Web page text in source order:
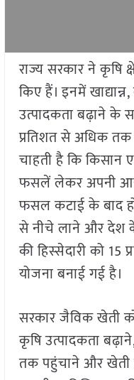
राज्य सरकार ने कृषि
किए हैं। इनमें
उत्पादकता बढ़ाने के
प्रतिशत से अधिक तक
चाहती है कि
फसलें लेकर अपनी
फसल कटाई के बाद
से नीचे लाने और देश के
की हिस्सेदारी को
योजना बनाई गई है।
सरकार जैविक खेती
कृषि उत्पादकता
तक पहुंचाने और खेती